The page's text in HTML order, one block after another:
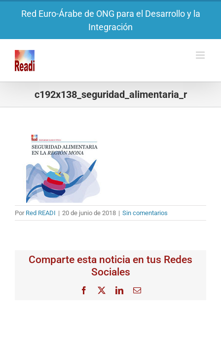
Red Euro-Árabe de ONG para el Desarrollo y la
Integración
c192x138_seguridad_alimentaria_r
Por Red READI | 20 de junio de 2018 | Sin comentarios
Comparte esta noticia en tus Redes
Sociales
Facebook LinkedInCorreo